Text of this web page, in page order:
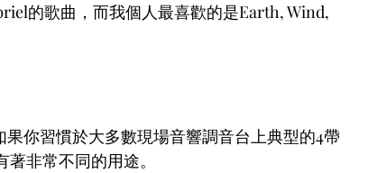
的歌曲，而我個人最喜歡的是Earth, Wind,
你習慣於大多數現場音響調音台上典型的4帶
非常不同的用途。